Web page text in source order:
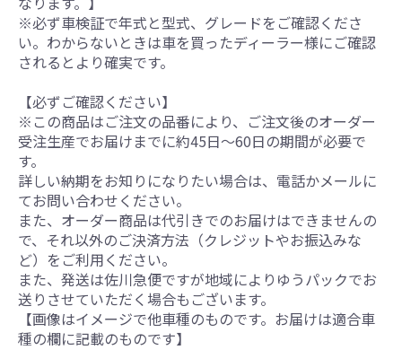
※必ず車検証で年式と型式、グレードをご確認くださ
い。わからないときは車を買ったディーラー様にご確認
されるとより確実です。
【必ずご確認ください】
※この商品はご注文の品番により、ご注文後のオーダー
受注生産でお届けまでに約45日～60日の期間が必要で
す。
詳しい納期をお知りになりたい場合は、電話かメールに
てお問い合わせください。
また、オーダー商品は代引きでのお届けはできませんの
で、それ以外のご決済方法（クレジットやお振込みな
ど）をご利用ください。
また、発送は佐川急便ですが地域によりゆうパックでお
送りさせていただく場合もございます。
【画像はイメージで他車種のものです。お届けは適合車
種の欄に記載のものです】